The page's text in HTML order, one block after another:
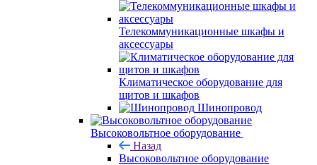
Телекоммуникационные шкафы и
аксессуары
Климатическое оборудование для
щитов и шкафов
Шинопровод
Высоковольтное оборудование
Назад
Высоковольтное оборудование